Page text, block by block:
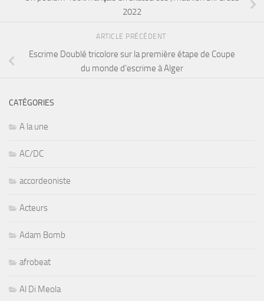
2022
ARTICLE PRÉCÉDENT
Escrime Doublé tricolore sur la première étape de Coupe
du monde d’escrime à Alger
CATÉGORIES
A la une
AC/DC
accordeoniste
Acteurs
Adam Bomb
afrobeat
Al Di Meola